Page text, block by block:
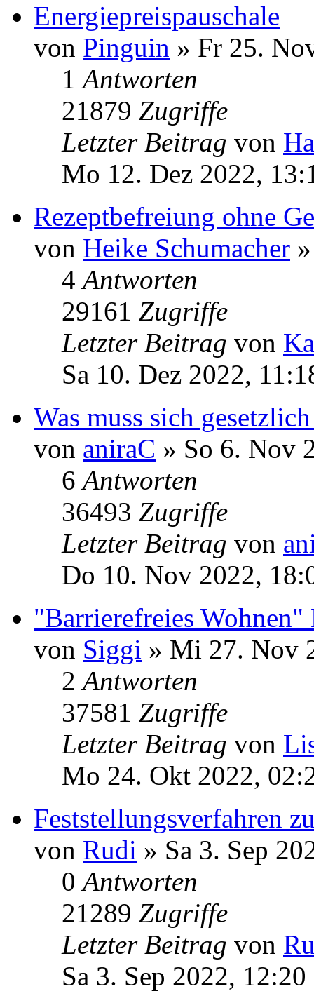
Energiepreispauschale
von Pinguin » Fr 25.
1Antworten
21879 Zugriffe
Letzter Beitrag von
Mo 12. Dez 2022,
Rezeptbefreiung ohne
von Heike Schumacher
4Antworten
29161 Zugriffe
Letzter Beitrag von
Sa 10. Dez 2022,
Was muss sich
von aniraC » So 6. Nov
6Antworten
36493 Zugriffe
Letzter Beitrag von
Do 10. Nov 2022,
"Barrierefreies Wohnen"
von Siggi » Mi 27. Nov
2Antworten
37581 Zugriffe
Letzter Beitrag von
Mo 24. Okt 2022,
Feststellungsverfahren
von Rudi » Sa 3. Sep
0Antworten
21289 Zugriffe
Letzter Beitrag von
Sa 3. Sep 2022, 12:20